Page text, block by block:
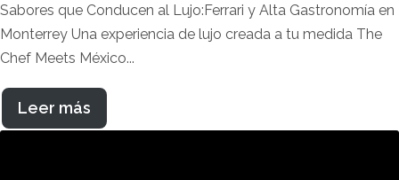
Sabores que Conducen al Lujo:Ferrari y Alta Gastronomía en
Monterrey Una experiencia de lujo creada a tu medida The
Chef Meets México...
Leer más